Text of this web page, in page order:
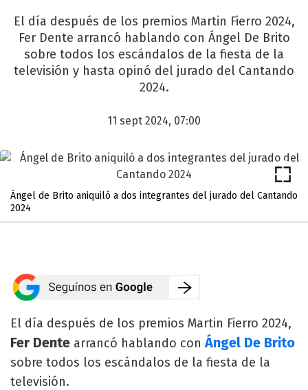
El día después de los premios Martin Fierro 2024,
Fer Dente arrancó hablando con Ángel De Brito
sobre todos los escándalos de la fiesta de la
televisión y hasta opinó del jurado del Cantando
2024.
11 sept 2024, 07:00
Ángel de Brito aniquiló a dos integrantes del jurado del Cantando
2024
El día después de los premios Martin Fierro 2024,
Fer Dente arrancó hablando conÁngel De Brito
sobre todos los escándalos de la fiesta de la
televisión.